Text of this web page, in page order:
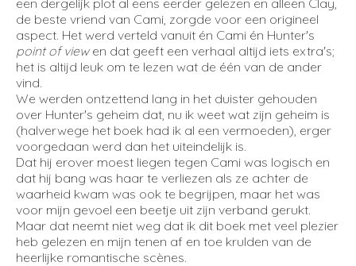
een dergelijk plot al eens eerder gelezen en alleen Clay,
de beste vriend van Cami, zorgde voor een origineel
aspect. Het werd verteld vanuit én Cami én Hunter's
point of viewen dat geeft een verhaal altijd iets extra's;
het is altijd leuk om te lezen wat de één van de ander
vind.
We werden ontzettend lang in het duister gehouden
over Hunter's geheim dat, nu ik weet wat zijn geheim is
(halverwege het boek had ik al een vermoeden), erger
voorgedaan werd dan het uiteindelijk is.
Dat hij erover moest liegen tegen Cami was logisch en
dat hij bang was haar te verliezen als ze achter de
waarheid kwam was ook te begrijpen, maar het was
voor mijn gevoel een beetje uit zijn verband gerukt.
Maar dat neemt niet weg dat ik dit boek met veel plezier
heb gelezen en mijn tenen af en toe krulden van de
heerlijke romantische scènes.